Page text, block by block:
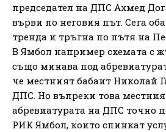
председател на ДПС Ахмед
върви по неговия път. Сега
тренда и тръгна по пътя на
В Ямбол например схемата с
също минава под
че местният бабаит Николай
ДПС. Но въпреки това
абревиатурата на ДПС точно
РИК Ямбол, които спинкат